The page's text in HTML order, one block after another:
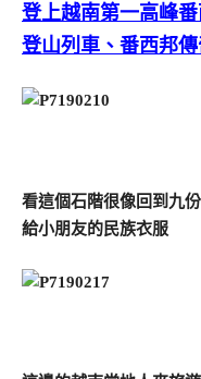
登上越南第一高峰
登山列車、番西邦
看這個石階很像回到九
給小朋友的民族衣服